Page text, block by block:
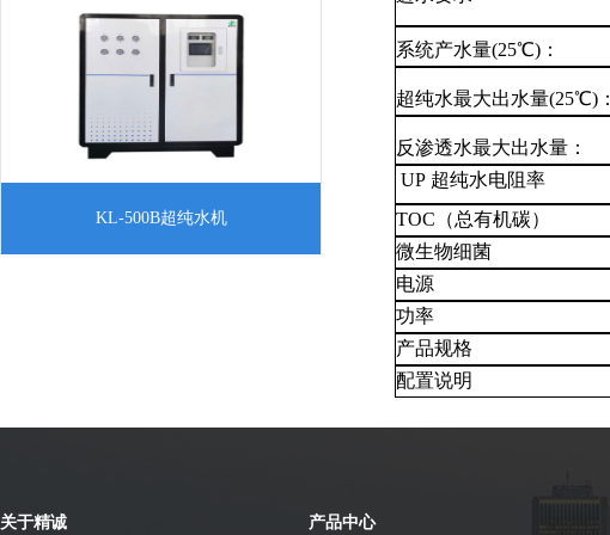
的导电介质去除，又将水中不离解的胶体
KL-500B超纯水机
系统产水量(25℃)：
超纯水最大出水量(25℃)：
反渗透水最大出水量：
UP 超纯水电阻率
TOC（总有机碳）
微生物细菌
电源
功率
产品规格
配置说明
关于精诚 产品中心